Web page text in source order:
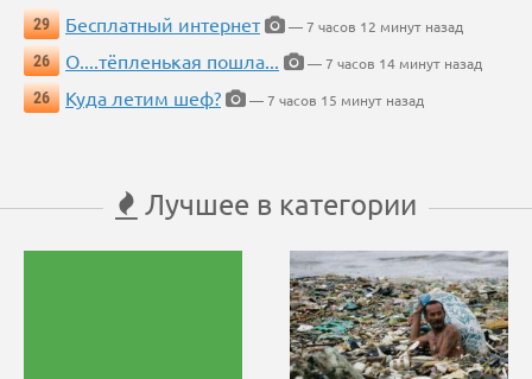
29
Бесплатный интернет
— 7 часов 12 минут назад
26
О....тёпленькая пошла...
— 7 часов 14 минут назад
26
Куда летим шеф? — 7 часов 15 минут назад
Лучшее в категории